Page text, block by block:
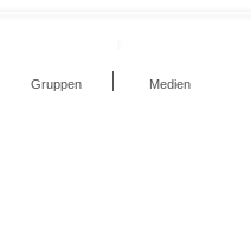
Gruppen Medien